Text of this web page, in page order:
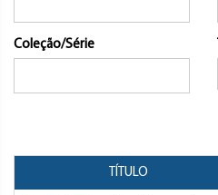
Coleção/Série
TÍTULO